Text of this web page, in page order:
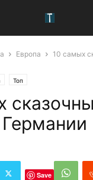
Европа
10 самых
Топ
Save